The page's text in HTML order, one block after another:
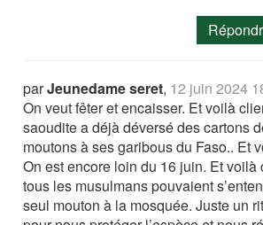
parJeunedame seret, 12 juin 2024
On veut fêter et encaisser. Et voilà
saoudite a déjà déversé des cartons
moutons à ses garibous du Faso.. Et
On est encore loin du 16 juin. Et voilà
tous les musulmans pouvaient
seul mouton à la mosquée. Juste un